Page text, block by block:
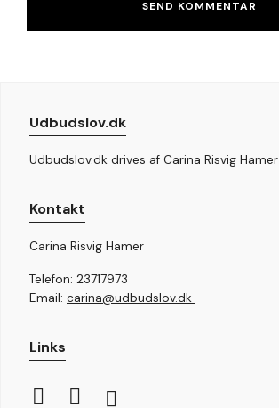
Udbudslov.dk
Udbudslov.dk drives af Carina Risvig Hamer
Kontakt
Carina Risvig Hamer
Telefon: 23717973
Email: carina@udbudslov.dk
Links